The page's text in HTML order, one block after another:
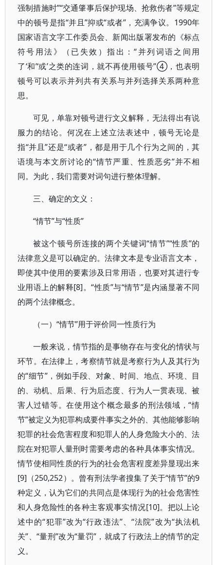
强制措施时”“交通肇事后保护现场、抢救伤者”等规定
中的顿号是指“并且”抑或“或者”，充满争议。1990年
国家语言文字工作委员会、新闻出版署发布的《标点
符号用法》（已失效）指出：“并列词语之间用
了‘和’‘或’之类的连词，就不再使用顿号”④，也表明
顿号可以表示并列共有关系与并列选择关系两种意
思。
可见，单靠对顿号进行文义解释，无法得出有说
服力的结论。何况在上述立法表述中，顿号无论是
指“并且”还是“或者”，都是用于几个行为之间的，其
语境与本文所讨论的“情节严重、性质恶劣”并不相
同。为此，我们需要对词句进行整体理解。
三、确定的文义：
“情节”与“性质”
被这个顿号所连接的两个关键词“情节”“性质”的
法律意义是可以确定的。法律文本是专业语言文本，
即使其中使用的要素涉及日常用语，也要对其进行专
业用语上的解释[8]。“性质”与“情节”是内涵显著不同
的两个法律概念。
（一）“情节”用于评价同一性质行为
一般来说，情节指的是事物存在与变化的情状与
环节。在法律上，考察情节就是考察行为人及其行为
的“细节”，例如手段、对象、时间、地点、环境、目
的、动机、后果、行为后态度、行为人一贯表现、被
害人过错等。在使用这个概念最多的刑法领域，“情
节”被定义为犯罪构成要件事实之外的、其他能够影响
犯罪的社会危害程度和犯罪人的人身危险大小的、法
院在对犯罪人量刑时需要考虑的各种具体事实情况。
情节使相同性质的行为的社会危害程度差异显现出来
[9]（250,252）。曾有刑法学者搜集了关于“情节”的9
种定义，认为它们的共同点是体现行为的社会危害性
和人身危险性的各种主客观事实情况[10]。把以上论
述中的“犯罪”改为“行政违法”、“法院”改为“执法机
关”、“量刑”改为“量罚”，就成了行政法上的情节的定
义。